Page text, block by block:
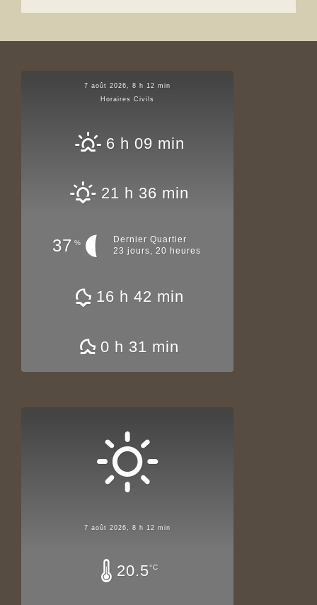
7 août 2026, 8 h 12 min
Horaires Civils
6 h 09 min
21 h 36 min
37 %
Dernier Quartier
23 jours, 20 heures
16 h 42 min
0 h 31 min
7 août 2026, 8 h 12 min
20.5°C